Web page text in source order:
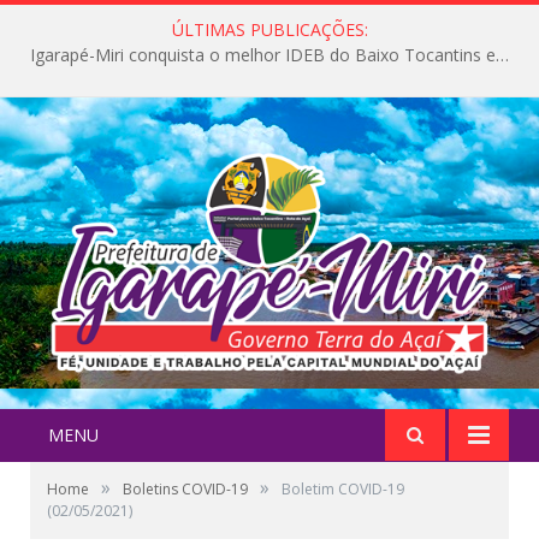
ÚLTIMAS PUBLICAÇÕES:
Igarapé-Miri conquista o melhor IDEB do Baixo Tocantins e avança na qualidade da educação pública
MENU
Home » Boletins COVID-19 »
Boletim COVID-19
(02/05/2021)